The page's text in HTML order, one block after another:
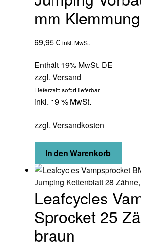
mm
69,95€ inkl. MwSt.
Enthält 19% MwSt. DE
zzgl. Versand
Lieferzeit: sofort lieferbar
inkl. 19 % MwSt.
zzgl. Versandkosten
In den Warenkorb
Leafcycles
Sprocket 25
braun